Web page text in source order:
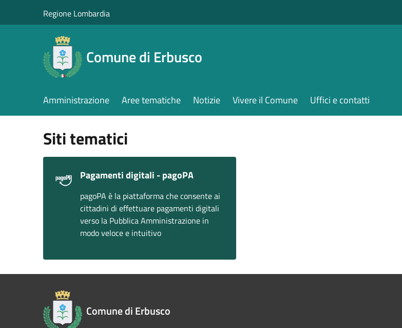
Regione Lombardia
Comune di Erbusco
Amministrazione Aree tematiche Notizie Vivere il Comune Uffici e contatti
Siti tematici
Pagamenti digitali - pagoPA
pagoPA è la piattaforma che consente ai
cittadini di effettuare pagamenti digitali
verso la Pubblica Amministrazione in
modo veloce e intuitivo
Comune di Erbusco